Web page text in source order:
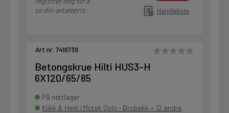
se din avtalepris
Handleliste
Art.nr. 7416739
Betongskrue Hilti HUS3-H
6X120/65/85
På nettlager
Klikk & Hent i Motek Oslo - Brobekk + 12 andre